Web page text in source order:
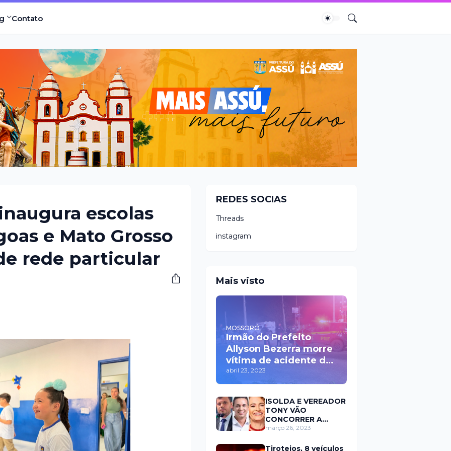
Contato
escolas
e Mato Grosso
rede particular
REDES SOCIAS
Threads
instagram
Mais visto
MOSSORÓ
Irmão do Prefeito
Allyson Bezerra morre
vítima de acidente de
trânsito durante a
madrugada na BR 110
em Mossoró
abril 23, 2023
ISOLDA E VEREADOR
TONY VÃO
CONCORRER A
PREFEITURA DE
março 26, 2023
Tiroteios, 8 veículos